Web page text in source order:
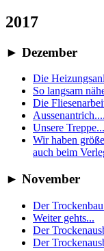
2017
► Dezember
Die
So langsam
Die
Aussenantrich....
Unsere Treppe...
Wir haben
auch beim
► November
Der
Weiter gehts...
Der
Der